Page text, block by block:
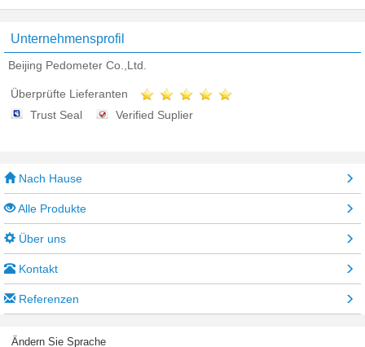
Unternehmensprofil
Beijing Pedometer Co.,Ltd.
Überprüfte Lieferanten
Trust Seal
Verified Suplier
Nach Hause
Alle Produkte
Über uns
Kontakt
Referenzen
Ändern Sie Sprache